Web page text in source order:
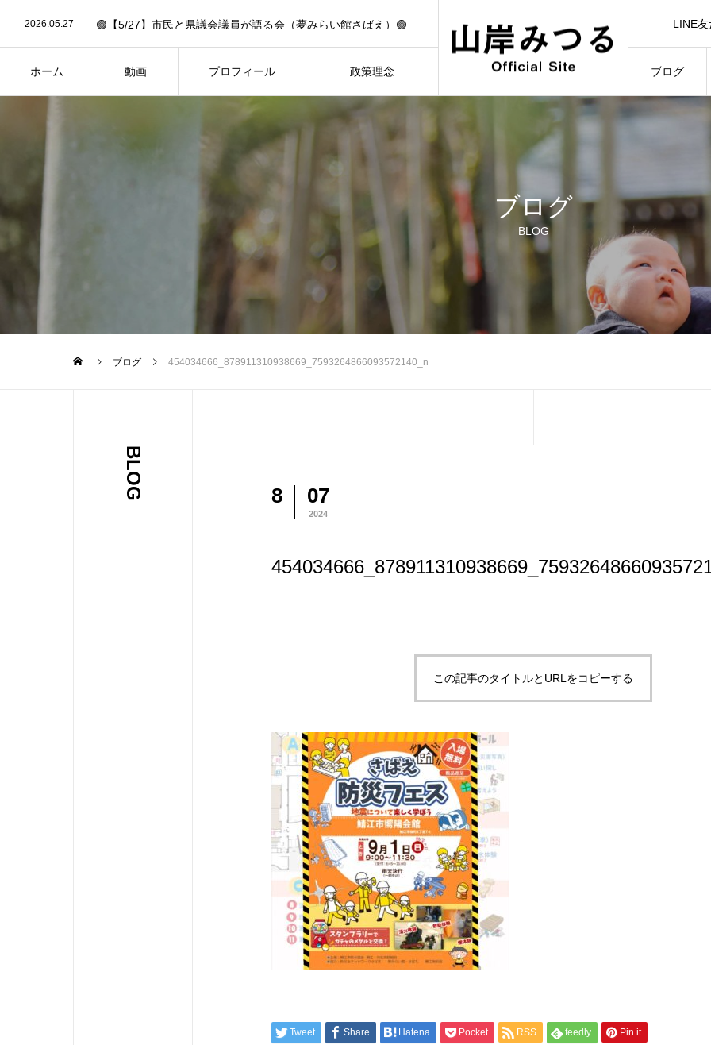
ホーム
動画
プロフィール
政策理念
ブログ
2026.05.27 🟢【5/27】市民と県議会議員が語る会（夢みらい館さばえ）🟢
2026.03.13 🟢26年2月県議会・予算決算特別委員会の予定（3/13）🟢
2026.06.30
LINE
ブログ
BLOG
ブログ 454034666_878911310938669_7593264866093572140_n
BLOG 8 07
2024
この記事のタイトルとURLをコピーする
Tweet Share Hatena Pocket RSS feedly Pin it